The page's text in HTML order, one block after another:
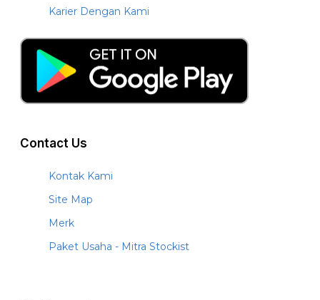
Karier Dengan Kami
Contact Us
Kontak Kami
Site Map
Merk
Paket Usaha - Mitra Stockist